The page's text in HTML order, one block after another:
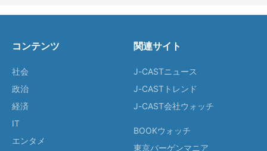
コンテンツ
社会
政治
経済
IT
エンタメ
関連サイト
J-CASTニュース
J-CASTトレンド
J-CAST会社ウォッチ
BOOKウォッチ
東京バーゲンマニア